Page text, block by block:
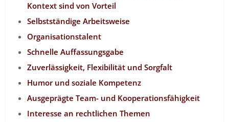
Kontext sind von Vorteil
Selbstständige Arbeitsweise
Organisationstalent
Schnelle Auffassungsgabe
Zuverlässigkeit, Flexibilität und Sorgfalt
Humor und soziale Kompetenz
Ausgeprägte Team- und Kooperationsfähigkeit
Interesse an rechtlichen Themen